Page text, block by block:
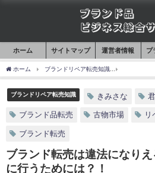
ホーム サイトマップ 運営者情報 プ
ホーム ブランドリペア転売知識
ブランドリペア転売知識 きみさな
ブランド品転売 古物市場 リ
ブランド転売
ブランド転売は違法になり
に行うためには？！